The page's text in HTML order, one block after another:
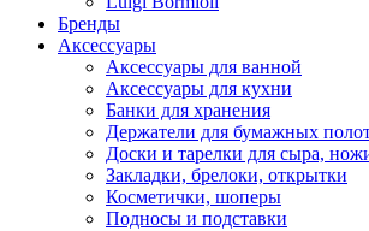
Бренды
Аксессуары
Аксессуары для ванной
Аксессуары для кухни
Банки для хранения
Держатели для бумажных
Доски и тарелки для сыра,
Закладки, брелоки, открытки
Косметички, шоперы
Подносы и подставки